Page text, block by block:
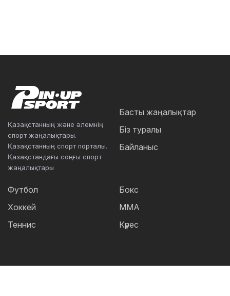
Қазақстанның және әлемнің
спорт жаңалықтары.
Қазақстанның спорт порталы.
Қазақстандағы соңғы спорт
жаңалықтары
Басты жаңалықтар
Біз туралы
Байланыс
Футбол
Хоккей
Теннис
Бокс
ММА
Күрес